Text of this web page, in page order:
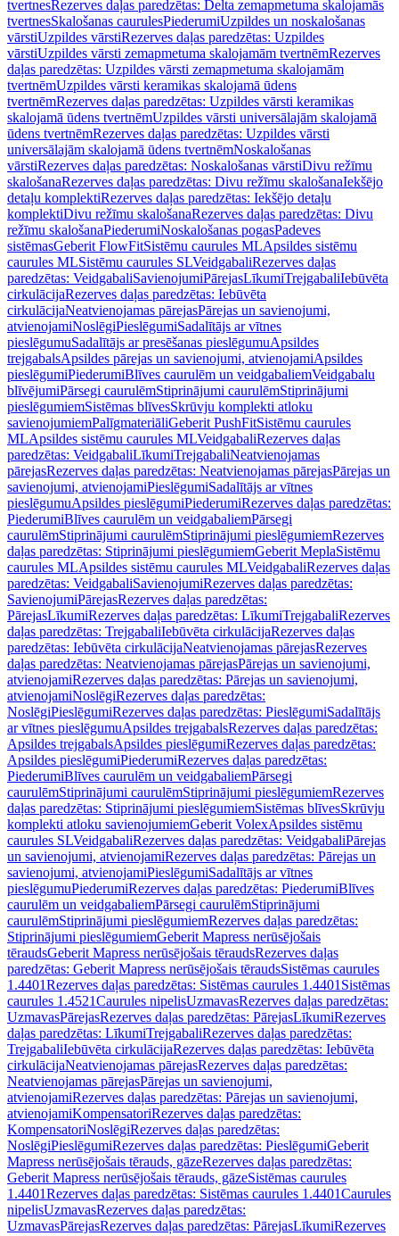
tvertnesRezerves daļas paredzētas: Delta zemapmetuma skalojamās
tvertnesSkalošanas caurulesPiederumiUzpildes un noskalošanas
vārstiUzpildes vārstiRezerves daļas paredzētas: Uzpildes
vārstiUzpildes vārsti zemapmetuma skalojamām tvertnēmRezerves
daļas paredzētas: Uzpildes vārsti zemapmetuma skalojamām
tvertnēmUzpildes vārsti keramikas skalojamā ūdens
tvertnēmRezerves daļas paredzētas: Uzpildes vārsti keramikas
skalojamā ūdens tvertnēmUzpildes vārsti universālajām skalojamā
ūdens tvertnēmRezerves daļas paredzētas: Uzpildes vārsti
universālajām skalojamā ūdens tvertnēmNoskalošanas
vārstiRezerves daļas paredzētas: Noskalošanas vārstiDivu režīmu
skalošanaRezerves daļas paredzētas: Divu režīmu skalošanaIekšējo
detaļu komplektiRezerves daļas paredzētas: Iekšējo detaļu
komplektiDivu režīmu skalošanaRezerves daļas paredzētas: Divu
režīmu skalošanaPiederumiNoskalošanas pogasPadeves
sistēmasGeberit FlowFitSistēmu caurules MLApsildes sistēmu
caurules MLSistēmu caurules SLVeidgabaliRezerves daļas
paredzētas: VeidgabaliSavienojumiPārejasLīkumiTrejgabaliIebūvēta
cirkulācijaRezerves daļas paredzētas: Iebūvēta
cirkulācijaNeatvienojamas pārejasPārejas un savienojumi,
atvienojamiNoslēgiPieslēgumiSadalītājs ar vītnes
pieslēgumuSadalītājs ar presēšanas pieslēgumuApsildes
trejgabalsApsildes pārejas un savienojumi, atvienojamiApsildes
pieslēgumiPiederumiBlīves caurulēm un veidgabaliemVeidgabalu
blīvējumiPārsegi caurulēmStiprinājumi caurulēmStiprinājumi
pieslēgumiemSistēmas blīvesSkrūvju komplekti atloku
savienojumiemPalīgmateriāliGeberit PushFitSistēmu caurules
MLApsildes sistēmu caurules MLVeidgabaliRezerves daļas
paredzētas: VeidgabaliLīkumiTrejgabaliNeatvienojamas
pārejasRezerves daļas paredzētas: Neatvienojamas pārejasPārejas un
savienojumi, atvienojamiPieslēgumiSadalītājs ar vītnes
pieslēgumuApsildes pieslēgumiPiederumiRezerves daļas paredzētas:
PiederumiBlīves caurulēm un veidgabaliemPārsegi
caurulēmStiprinājumi caurulēmStiprinājumi pieslēgumiemRezerves
daļas paredzētas: Stiprinājumi pieslēgumiemGeberit MeplaSistēmu
caurules MLApsildes sistēmu caurules MLVeidgabaliRezerves daļas
paredzētas: VeidgabaliSavienojumiRezerves daļas paredzētas:
SavienojumiPārejasRezerves daļas paredzētas:
PārejasLīkumiRezerves daļas paredzētas: LīkumiTrejgabaliRezerves
daļas paredzētas: TrejgabaliIebūvēta cirkulācijaRezerves daļas
paredzētas: Iebūvēta cirkulācijaNeatvienojamas pārejasRezerves
daļas paredzētas: Neatvienojamas pārejasPārejas un savienojumi,
atvienojamiRezerves daļas paredzētas: Pārejas un savienojumi,
atvienojamiNoslēgiRezerves daļas paredzētas:
NoslēgiPieslēgumiRezerves daļas paredzētas: PieslēgumiSadalītājs
ar vītnes pieslēgumuApsildes trejgabalsRezerves daļas paredzētas:
Apsildes trejgabalsApsildes pieslēgumiRezerves daļas paredzētas:
Apsildes pieslēgumiPiederumiRezerves daļas paredzētas:
PiederumiBlīves caurulēm un veidgabaliemPārsegi
caurulēmStiprinājumi caurulēmStiprinājumi pieslēgumiemRezerves
daļas paredzētas: Stiprinājumi pieslēgumiemSistēmas blīvesSkrūvju
komplekti atloku savienojumiemGeberit VolexApsildes sistēmu
caurules SLVeidgabaliRezerves daļas paredzētas: VeidgabaliPārejas
un savienojumi, atvienojamiRezerves daļas paredzētas: Pārejas un
savienojumi, atvienojamiPieslēgumiSadalītājs ar vītnes
pieslēgumuPiederumiRezerves daļas paredzētas: PiederumiBlīves
caurulēm un veidgabaliemPārsegi caurulēmStiprinājumi
caurulēmStiprinājumi pieslēgumiemRezerves daļas paredzētas:
Stiprinājumi pieslēgumiemGeberit Mapress nerūsējošais
tēraudsGeberit Mapress nerūsējošais tēraudsRezerves daļas
paredzētas: Geberit Mapress nerūsējošais tēraudsSistēmas caurules
1.4401Rezerves daļas paredzētas: Sistēmas caurules 1.4401 Sistēmas
caurules 1.4521Caurules nipelisUzmavasRezerves daļas paredzētas:
UzmavasPārejasRezerves daļas paredzētas: PārejasLīkumiRezerves
daļas paredzētas: LīkumiTrejgabaliRezerves daļas paredzētas:
TrejgabaliIebūvēta cirkulācijaRezerves daļas paredzētas: Iebūvēta
cirkulācijaNeatvienojamas pārejasRezerves daļas paredzētas:
Neatvienojamas pārejasPārejas un savienojumi,
atvienojamiRezerves daļas paredzētas: Pārejas un savienojumi,
atvienojamiKompensatoriRezerves daļas paredzētas:
KompensatoriNoslēgiRezerves daļas paredzētas:
NoslēgiPieslēgumiRezerves daļas paredzētas: PieslēgumiGeberit
Mapress nerūsējošais tērauds, gāzeRezerves daļas paredzētas:
Geberit Mapress nerūsējošais tērauds, gāzeSistēmas caurules
1.4401Rezerves daļas paredzētas: Sistēmas caurules 1.4401Caurules
nipelisUzmavasRezerves daļas paredzētas:
UzmavasPārejasRezerves daļas paredzētas: PārejasLīkumiRezerves